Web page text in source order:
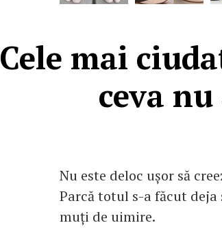
Cele mai
ceva
Nu este deloc ușor să
Parcă totul s-a făcut
muți de uimire.